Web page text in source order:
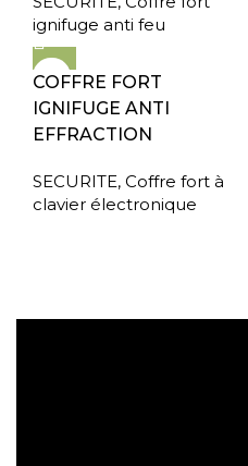
ignifuge anti feu
COFFRE FORT
IGNIFUGE ANTI
EFFRACTION
SECURITE, Coffre fort à
clavier électronique